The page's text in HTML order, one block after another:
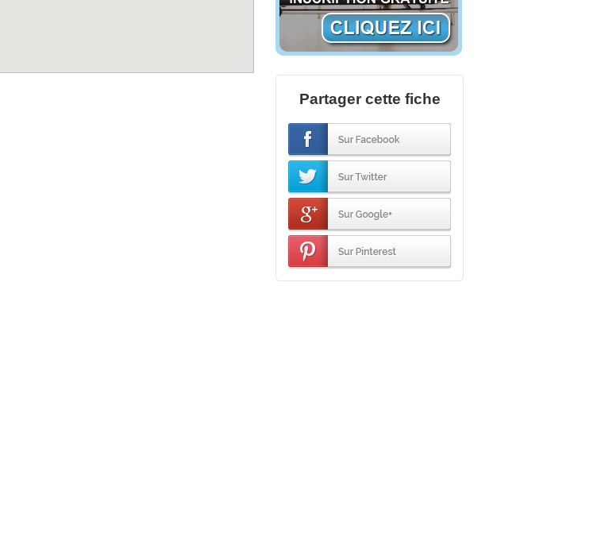
Partager cette fiche